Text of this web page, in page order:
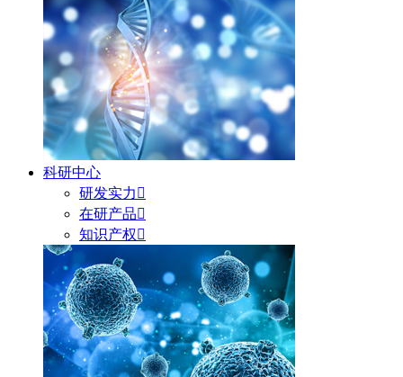
科研中心
研发实力 
在研产品
知识产权